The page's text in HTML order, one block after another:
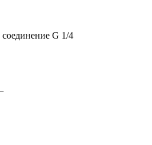
соединение G 1/4